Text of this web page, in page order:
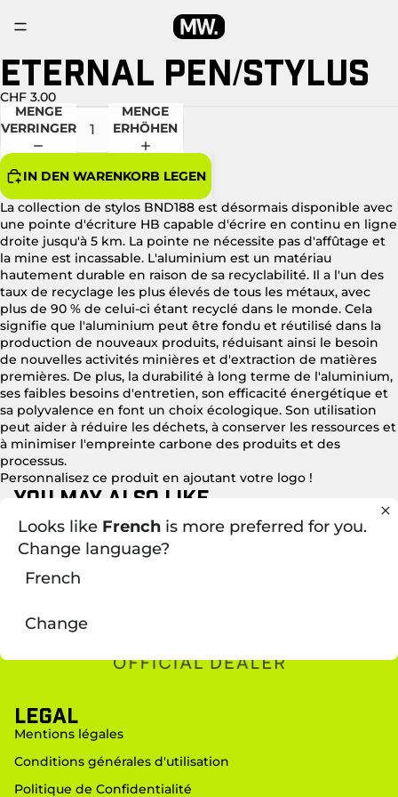
BILD
IM
VOLLBILDMODUS
ÖFFNEN
BILD
IM
VOLLBILDMODUS
ÖFFNEN
ETERNAL PEN/STYLUS
CHF 3.00
MENGE
VERRINGERN
MENGE
ERHÖHEN
IN DEN WARENKORB LEGEN
La collection de stylos BND188 est désormais disponible avec
une pointe d'écriture HB capable d'écrire en continu en ligne
droite jusqu'à 5 km. La pointe ne nécessite pas d'affûtage et
la mine est incassable. L'aluminium est un matériau
hautement durable en raison de sa recyclabilité. Il a l'un des
taux de recyclage les plus élevés de tous les métaux, avec
plus de 90 % de celui-ci étant recyclé dans le monde. Cela
signifie que l'aluminium peut être fondu et réutilisé dans la
production de nouveaux produits, réduisant ainsi le besoin
de nouvelles activités minières et d'extraction de matières
premières. De plus, la durabilité à long terme de l'aluminium,
ses faibles besoins d'entretien, son efficacité énergétique et
sa polyvalence en font un choix écologique. Son utilisation
peut aider à réduire les déchets, à conserver les ressources et
à minimiser l'empreinte carbone des produits et des
processus.
Personnalisez ce produit en ajoutant votre logo !
You may also like
Contact
Rte de la Maladière 62,
1022 Chavannes-près-Renens
LEGAL
Mentions légales
Conditions générales d'utilisation
Politique de Confidentialité
Looks like French is more preferred for you.
Change language?
French
Change